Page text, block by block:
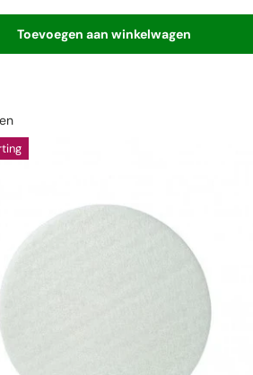
Toevoegen aan winkelwagen